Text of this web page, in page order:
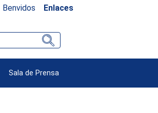
Benvidos Enlaces
Sala de Prensa